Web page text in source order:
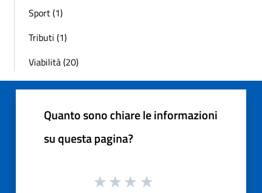
Sport (1)
Tributi (1)
Viabilità (20)
Quanto sono chiare le informazioni
su questa pagina?